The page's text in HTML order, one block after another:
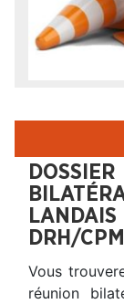
DRH/
Vous
réunion